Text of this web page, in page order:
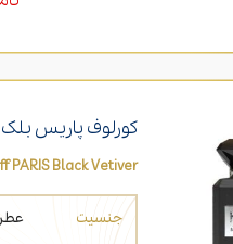
کورلوف پاریس بلک
PARIS Black Vetiver
جنسیت